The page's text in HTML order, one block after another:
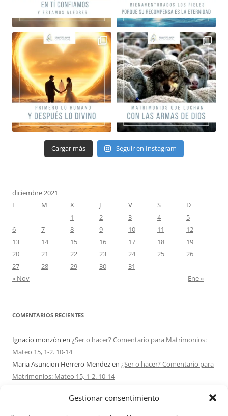
Gestionar consentimiento
Cargar más Seguir en Instagram
diciembre 2021
L
M X J V S
D
1
2 3 4
5
6
7 8 9 10 11
12
13
14 15 16 17 18
19
20
21 22 23 24 25
26
27
28 29 30
31
« Nov
Ene »
COMENTARIOS RECIENTES
Ignacio monzón en ¿Ser o hacer? Comentario para Matrimonios:
Mateo 15, 1-2. 10-14
Maria Asuncion Herrero Mendezen ¿Ser o hacer? Comentario para
Matrimonios: Mateo 15, 1-2. 10-14
7 – 9 AGOSTO 2026
Ezio Vendrame
en Acudid siempre al Señor. Comentario para